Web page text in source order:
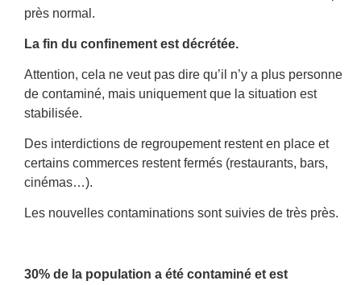
près normal.
La fin du confinement est décrétée.
Attention, cela ne veut pas dire qu’il n’y a plus personne
de contaminé, mais uniquement que la situation est
stabilisée.
Des interdictions de regroupement restent en place et
certains commerces restent fermés (restaurants, bars,
cinémas…).
Les nouvelles contaminations sont suivies de très près.
30% de la population a été contaminé et est